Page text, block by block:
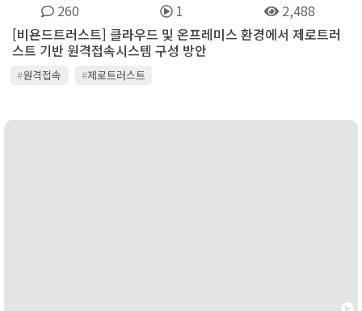
260 1
2,488
[비욘드트러스트] 클라우드 및 온프레미스 환경에서 제로트러
스트 기반 원격접속시스템 구성 방안
#원격접속 #제로트러스트